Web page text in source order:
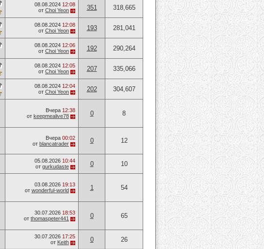
08.08.2024 12:08
от Choi Yeon 351 318,665
08.08.2024 12:08
от Choi Yeon 193 281,041
08.08.2024 12:06
от Choi Yeon 192 290,264
08.08.2024 12:05
от Choi Yeon 207 335,066
08.08.2024 12:04
от Choi Yeon 202 304,607
Вчера 12:38
от keepmealive78 0 8
Вчера 00:02
от blancatrader 0 12
05.08.2026 10:44
от gurkudaste 0 10
03.08.2026 19:13
от wonderful-world 1 54
30.07.2026 18:53
от thomaspeter441 0 65
30.07.2026 17:25
от Keith 0 26